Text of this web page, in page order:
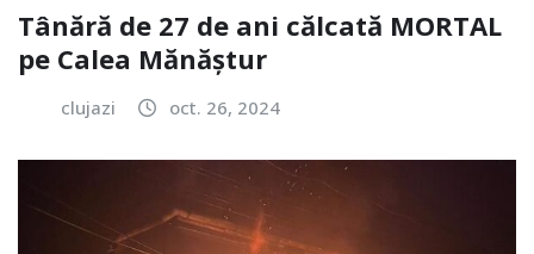
Tânără de 27 de ani călcată MORTAL
pe Calea Mănăștur
clujazi oct. 26, 2024